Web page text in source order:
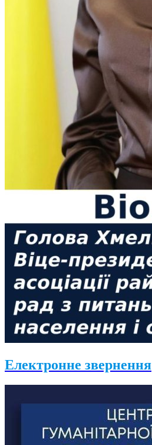
Електронне звернення